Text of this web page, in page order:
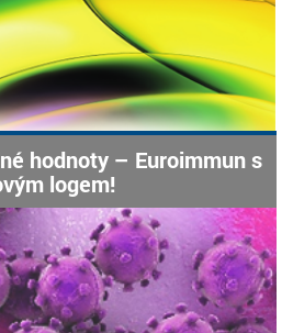
hodnoty – Euroimmun s
logem!